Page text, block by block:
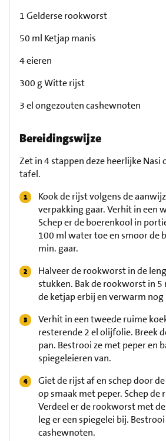
1 Gelderse rookworst
50 ml Ketjap manis
4 eieren
300 g Witte rijst
3 el ongezouten cashewnoten
Bereidingswijze
Zet in 4 stappen deze heerlijke Nasi
tafel.
Kook de rijst volgens de
verpakking gaar. Verhit in een
Schep er de boerenkool in
100 ml water toe en smoor de
min. gaar.
Halveer de rookworst in de
stukken. Bak de rookworst in 5
de ketjap erbij en verwarm nog
Verhit in een tweede ruime
resterende 2 el olijfolie. Breek
pan. Bestrooi ze met peper en
spiegeleieren van.
Giet de rijst af en schep door
op smaak met peper. Schep de
Verdeel er de rookworst met
leg er een spiegelei bij.
cashewnoten.